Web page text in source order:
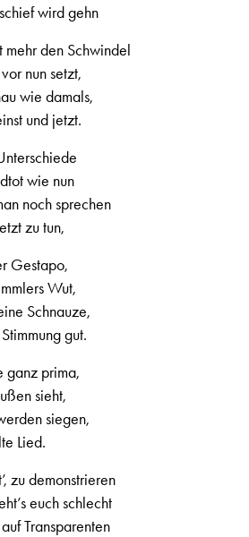
wird gehn
mehr den Schwindel
nun setzt,
wie damals,
und jetzt.
wie nun
noch sprechen
zu tun,
Gestapo,
Wut,
Schnauze,
gut.
ganz prima,
sieht,
siegen,
Lied.
zu demonstrieren
euch schlecht
Transparenten